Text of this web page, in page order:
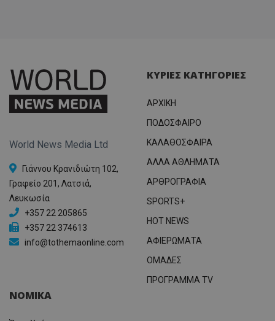
World News Media Ltd
Γιάννου Κρανιδιώτη 102,
Γραφείο 201, Λατσιά,
Λευκωσία
+357 22 205865
+357 22 374613
info@tothemaonline.com
ΚΥΡΙΕΣ ΚΑΤΗΓΟΡΙΕΣ
ΑΡΧΙΚΗ
ΠΟΔΟΣΦΑΙΡΟ
ΚΑΛΑΘΟΣΦΑΙΡΑ
ΑΛΛΑ ΑΘΛΗΜΑΤΑ
ΑΡΘΡΟΓΡΑΦΙΑ
SPORTS+
HOT NEWS
ΑΦΙΕΡΩΜΑΤΑ
ΟΜΑΔΕΣ
ΠΡΟΓΡΑΜΜΑ TV
ΝΟΜΙΚΑ